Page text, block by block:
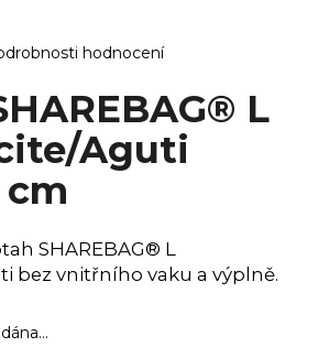
hodnocení
L
Aguti
cm
SHAREBAG® L
bez vnitřního vaku a výplně.